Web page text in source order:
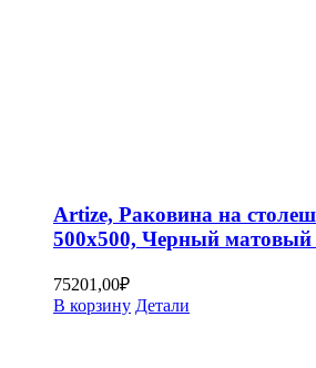
Artize, Раковина на
500х500, Черный
75201,00₽
В корзину Детали